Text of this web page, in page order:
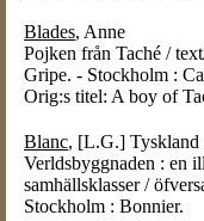
Blades, Anne
Pojken från Taché /
Gripe. - Stockholm :
Orig:s titel: A boy of
Blanc, [L.G.] Tyskland
Verldsbyggnaden : en
samhällsklasser /
Stockholm : Bonnier.